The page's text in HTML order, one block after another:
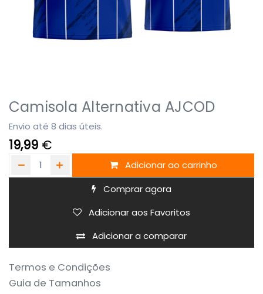
Camisola Alternativa AJCOD
Envio até 8 dias úteis.
19,99 €
Adicionar ao carrinho
Comprar agora
Adicionar a comparar
Adicionar aos Favoritos
Termos e Condições
Guia de Tamanhos